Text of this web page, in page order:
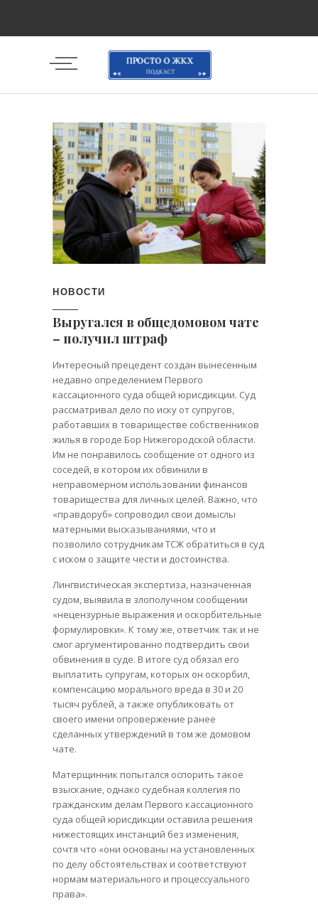
НОВОСТИ
Выругался в общедомовом чате
– получил штраф
Интересный прецедент создан вынесенным
недавно определением Первого
кассационного суда общей юрисдикции. Суд
рассматривал дело по иску от супругов,
работавших в товариществе собственников
жилья в городе Бор Нижегородской области.
Им не понравилось сообщение от одного из
соседей, в котором их обвинили в
неправомерном использовании финансов
товарищества для личных целей. Важно, что
«правдоруб» сопроводил свои домыслы
матерными высказываниями, что и
позволило сотрудникам ТСЖ обратиться в суд
с иском о защите чести и достоинства.
Лингвистическая экспертиза, назначенная
судом, выявила в злополучном сообщении
«нецензурные выражения и оскорбительные
формулировки». К тому же, ответчик так и не
смог аргументированно подтвердить свои
обвинения в суде. В итоге суд обязал его
выплатить супругам, которых он оскорбил,
компенсацию морального вреда в 30 и 20
тысяч рублей, а также опубликовать от
своего имени опровержение ранее
сделанных утверждений в том же домовом
чате.
Матерщинник попытался оспорить такое
взыскание, однако судебная коллегия по
гражданским делам Первого кассационного
суда общей юрисдикции оставила решения
нижестоящих инстанций без изменения,
сочтя что «они основаны на установленных
по делу обстоятельствах и соответствуют
нормам материального и процессуального
права».